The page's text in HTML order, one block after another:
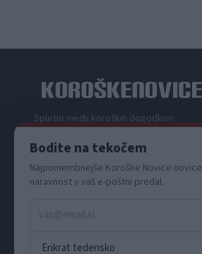
Spletni medij koroških dogodkov.
Bodite na tekočem
Najpomembnejše Koroške Novice novice
naravnost v vaš e-poštni predal.